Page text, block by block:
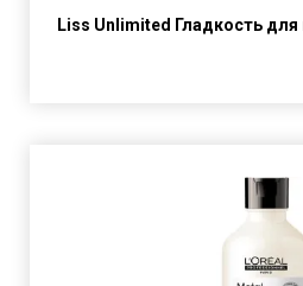
Liss Unlimited Гладкость